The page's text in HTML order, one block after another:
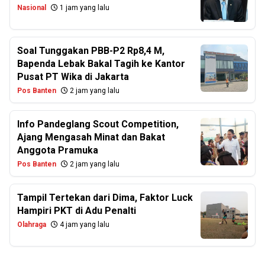
Nasional 1 jam yang lalu
Soal Tunggakan PBB-P2 Rp8,4 M,
Bapenda Lebak Bakal Tagih ke Kantor
Pusat PT Wika di Jakarta
Pos Banten 2 jam yang lalu
Info Pandeglang Scout Competition,
Ajang Mengasah Minat dan Bakat
Anggota Pramuka
Pos Banten 2 jam yang lalu
Tampil Tertekan dari Dima, Faktor Luck
Hampiri PKT di Adu Penalti
Olahraga 4 jam yang lalu